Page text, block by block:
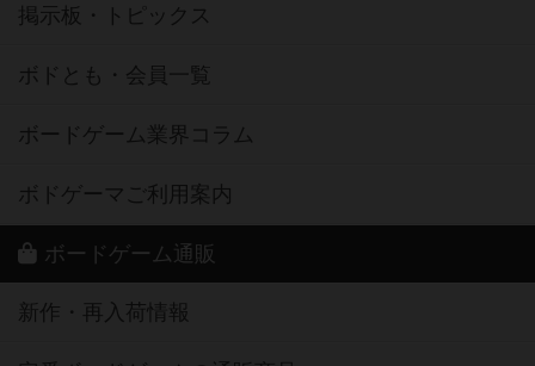
掲示板・トピックス
ボドとも・会員一覧
ボードゲーム業界コラム
ボドゲーマご利用案内
ボードゲーム通販
新作・再入荷情報